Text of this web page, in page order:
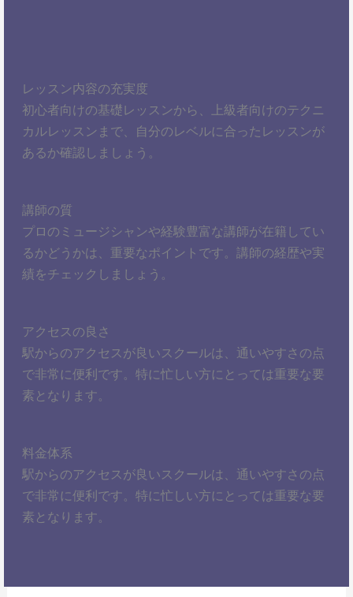
レッスン内容の充実度
初心者向けの基礎レッスンから、上級者向けのテクニ
カルレッスンまで、自分のレベルに合ったレッスンが
あるか確認しましょう。
講師の質
プロのミュージシャンや経験豊富な講師が在籍してい
るかどうかは、重要なポイントです。講師の経歴や実
績をチェックしましょう。
アクセスの良さ
駅からのアクセスが良いスクールは、通いやすさの点
で非常に便利です。特に忙しい方にとっては重要な要
素となります。
料金体系
駅からのアクセスが良いスクールは、通いやすさの点
で非常に便利です。特に忙しい方にとっては重要な要
素となります。